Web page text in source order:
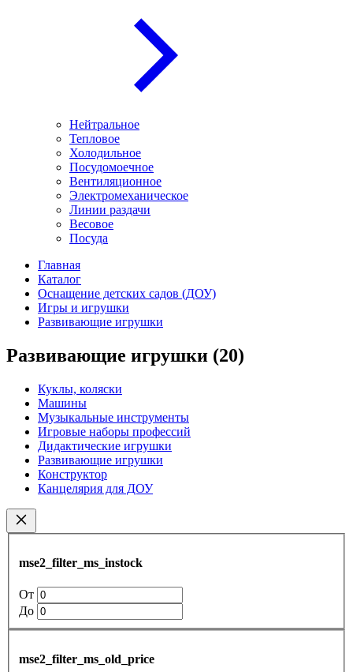
Нейтральное
Тепловое
Холодильное
Посудомоечное
Вентиляционное
Электромеханическое
Линии раздачи
Весовое
Посуда
Главная
Каталог
Оснащение детских садов (ДОУ)
Игры и игрушки
Развивающие игрушки
Развивающие игрушки (20)
Куклы, коляски
Машины
Музыкальные инструменты
Игровые наборы профессий
Дидактические игрушки
Развивающие игрушки
Конструктор
Канцелярия для ДОУ
mse2_filter_ms_instock
От
До
mse2_filter_ms_old_price